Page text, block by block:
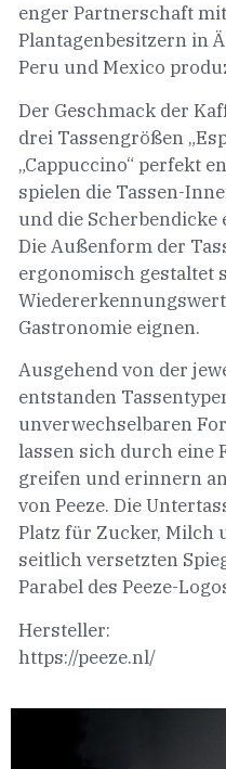
enger Partnerschaft
Plantagenbesitzern in
Peru und Mexico
Der Geschmack der
drei Tassengrößen
„Cappuccino“ perfekt
spielen die Tassen-
und die Scherbendicke
Die Außenform der
ergonomisch gestaltet
Gastronomie eignen.
Ausgehend von der
entstanden
unverwechselbaren
lassen sich durch eine
greifen und erinnern
von Peeze. Die
Platz für Zucker, Milch
seitlich versetzten
Parabel des Peeze-
Hersteller:
https://peeze.nl/